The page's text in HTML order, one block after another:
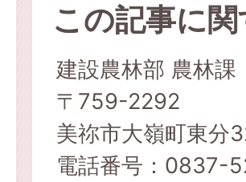
この記事に
建設農林部 農林課
〒759-2292
美祢市大嶺町東分
電話番号：0837-